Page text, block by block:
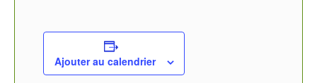
Ajouter au calendrier